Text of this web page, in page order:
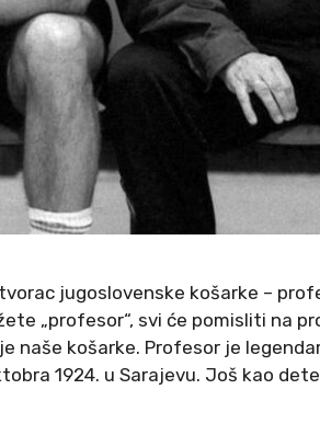
jugoslovenske košarke –
„profesor“, svi će pomisliti na
naše košarke. Profesor je
1924. u Sarajevu. Još kao